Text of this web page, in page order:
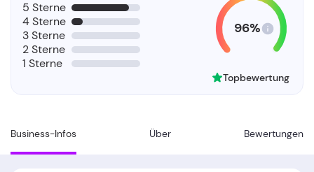
Business-Infos Über Bewertungen
5 Sterne
4 Sterne
3 Sterne
2 Sterne
1 Sterne
96%
Topbewertung